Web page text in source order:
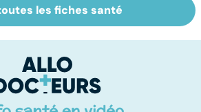
Inflammation des
amygdales : que
d'angine ?
les fiches santé